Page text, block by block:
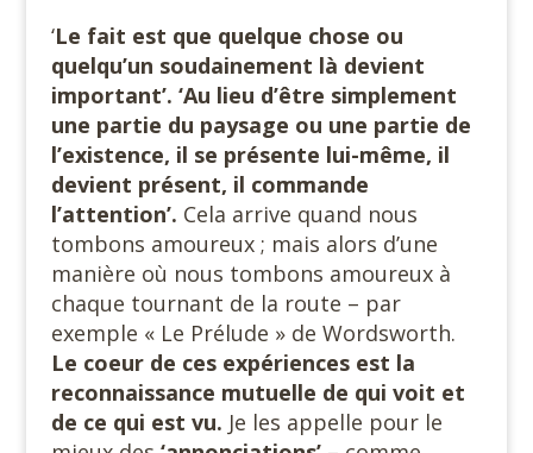
‘Le fait est que quelque chose ou
quelqu’un soudainement là devient
important’. ‘Au lieu d’être simplement
une partie du paysage ou une partie de
l’existence, il se présente lui-même, il
devient présent, il commande
l’attention’. Cela arrive quand nous
tombons amoureux ; mais alors d’une
manière où nous tombons amoureux à
chaque tournant de la route – par
exemple « Le Prélude » de Wordsworth.
Le coeur de ces expériences est la
reconnaissance mutuelle de qui voit et
de ce qui est vu. Je les appelle pour le